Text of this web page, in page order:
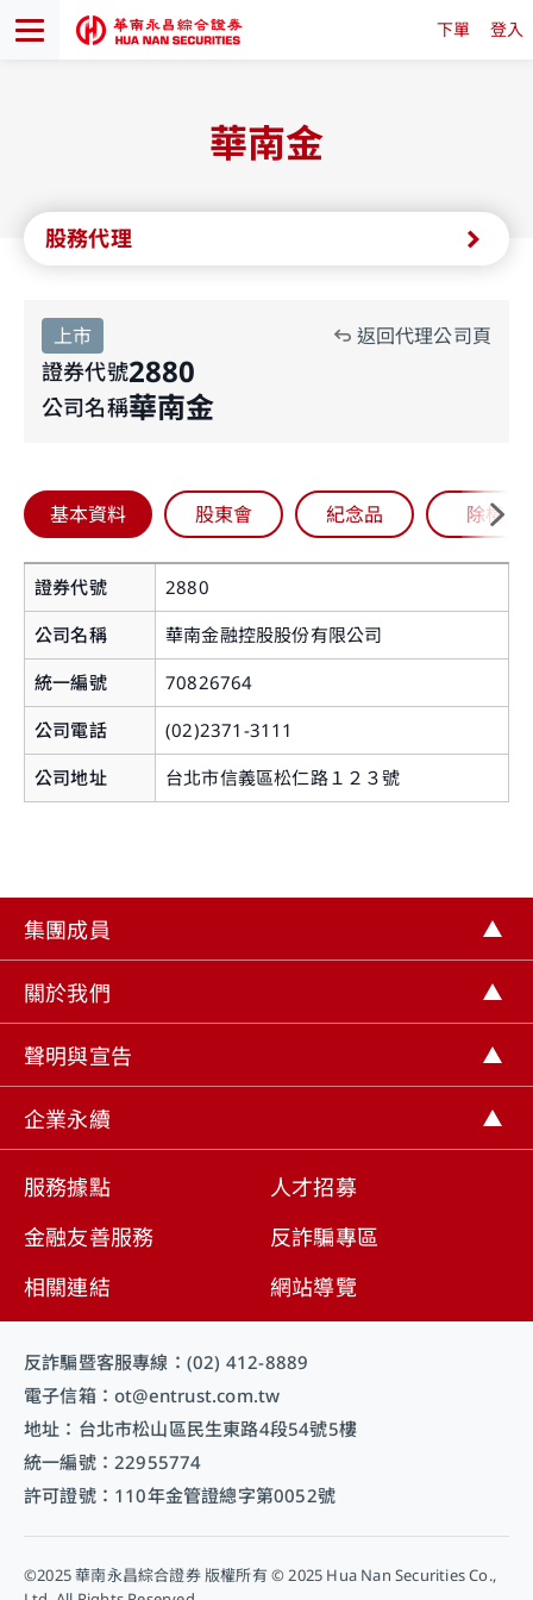
下單 登入
華南金
股務代理
上市
證券代號2880
公司名稱華南金
返回代理公司頁
基本資料 股東會 紀念品 除權
證券代號
2880
公司名稱
華南金融控股股份有限公司
統一編號
70826764
公司電話
(02)2371-3111
公司地址
台北市信義區松仁路１２３號
集團成員
關於我們
聲明與宣告
企業永續
服務據點
人才招募
金融友善服務
反詐騙專區
相關連結
網站導覽
反詐騙暨客服專線：(02) 412-8889
電子信箱：ot@entrust.com.tw
地址：台北市松山區民生東路4段54號5樓
統一編號：22955774
許可證號：110年金管證總字第0052號
©2025 華南永昌綜合證券 版權所有 © 2025 Hua Nan Securities Co.,
您即將離開華南永昌證券官網
之個人資料皆不適用本公司隱私權聲明之涵蓋範
圍。